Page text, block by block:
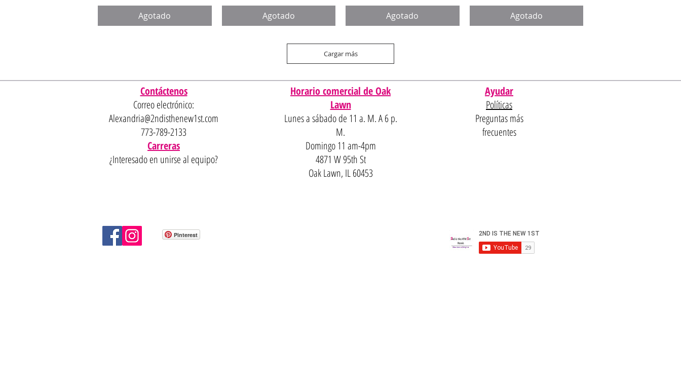
Agotado
Agotado
Agotado Agotado
Cargar más
Contáctenos
Correo electrónico:
Alexandria@2ndisthenew1st.com
773-789-2133
Carreras
¿Interesado en unirse al equipo?
Horario comercial de Oak
Lawn
Lunes a sábado de 11 a. M. A 6 p.
M.
Domingo 11 am-4pm
4871 W 95th St
Oak Lawn, IL 60453
Ayudar
Políticas
Preguntas más
frecuentes
Pinterest